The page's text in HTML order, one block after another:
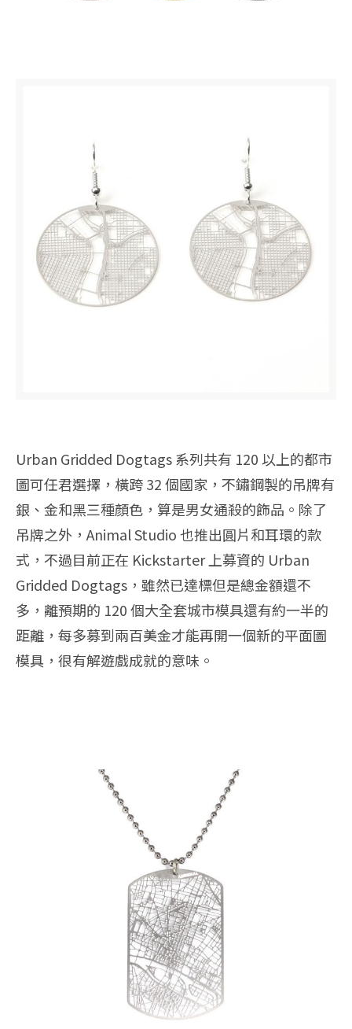
Urban Gridded Dogtags 系列共有 120 以上的都市
圖可任君選擇，橫跨 32 個國家，不鏽鋼製的吊牌有
銀、金和黑三種顏色，算是男女通殺的飾品。除了
吊牌之外，Animal Studio 也推出圓片和耳環的款
式，不過目前正在 Kickstarter 上募資的 Urban
Gridded Dogtags，雖然已達標但是總金額還不
多，離預期的 120 個大全套城市模具還有約一半的
距離，每多募到兩百美金才能再開一個新的平面圖
模具，很有解遊戲成就的意味。